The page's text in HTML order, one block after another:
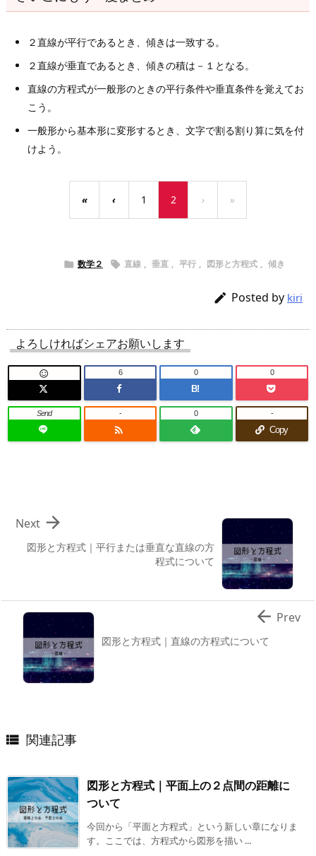
２直線が平行であるとき、傾きは一致する。
２直線が垂直であるとき、傾きの積は－１となる。
直線の方程式が一般形のときの平行条件や垂直条件を覚えてお
こう。
一般形から基本形に変形するとき、文字で割る割り算に気を付
けよう。
« ‹ 1 2 › »
 数学２  直線 , 垂直 , 平行 , 図形と方程式 , 傾き
 Posted by kiri
よろしければシェアお願いします
 6
B!
0 0
Send

- 0
Copy
-
図形と方程式｜平行または垂直な直線の方
程式について

Next
図形と方程式｜直線の方程式について
 Prev
 関連記事
図形と方程式｜平面上の２点間の距離に
ついて
今回から「平面と方程式」という新しい章になりま
す。ここでは、方程式から図形を描い ...